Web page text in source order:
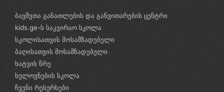
ბავშვთა განათლების და განვითარების ცენტრი
kids.ge-ს საკვირაო სკოლა
სკოლისათვის მოსამზადებელი
ბაღისათვის მოსამზადებელი
ხატვის წრე
ხელოვნების სკოლა
ჩვენი რესურსები